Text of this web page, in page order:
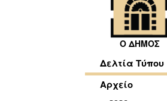
Ο ΔΗΜΟΣ
Δελτία Τύπου
Αρχείο